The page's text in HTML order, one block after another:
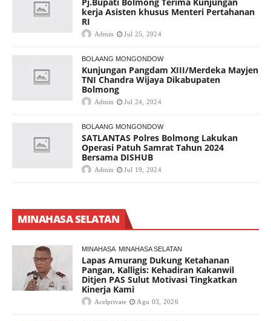
kerja Asisten khusus Menteri Pertahanan
RI
Admin Jul 25, 2024
BOLAANG MONGONDOW
Kunjungan Pangdam XIII/Merdeka Mayjen
TNI Chandra Wijaya Dikabupaten
Bolmong
Admin Jul 24, 2024
BOLAANG MONGONDOW
SATLANTAS Polres Bolmong Lakukan
Operasi Patuh Samrat Tahun 2024
Bersama DISHUB
Admin Jul 19, 2024
MINAHASA SELATAN
MINAHASA MINAHASA SELATAN
Lapas Amurang Dukung Ketahanan
Pangan, Kalligis: Kehadiran Kakanwil
Ditjen PAS Sulut Motivasi Tingkatkan
Kinerja Kami
Acelprivate Agu 03, 2026